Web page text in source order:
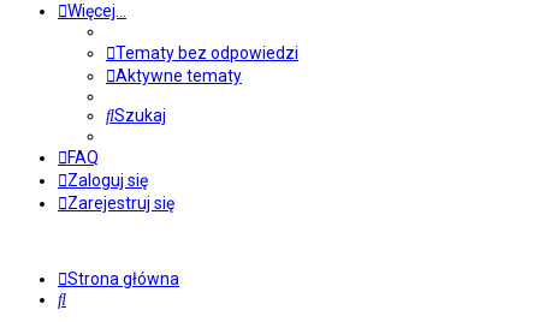
Więcej…
Tematy bez odpowiedzi
Aktywne tematy
Szukaj
FAQ
Zaloguj się
Zarejestruj się
Strona główna
Szukaj